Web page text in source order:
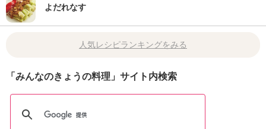
よだれなす
人気レシピランキングをみる
「みんなのきょうの料理」サイト内検索